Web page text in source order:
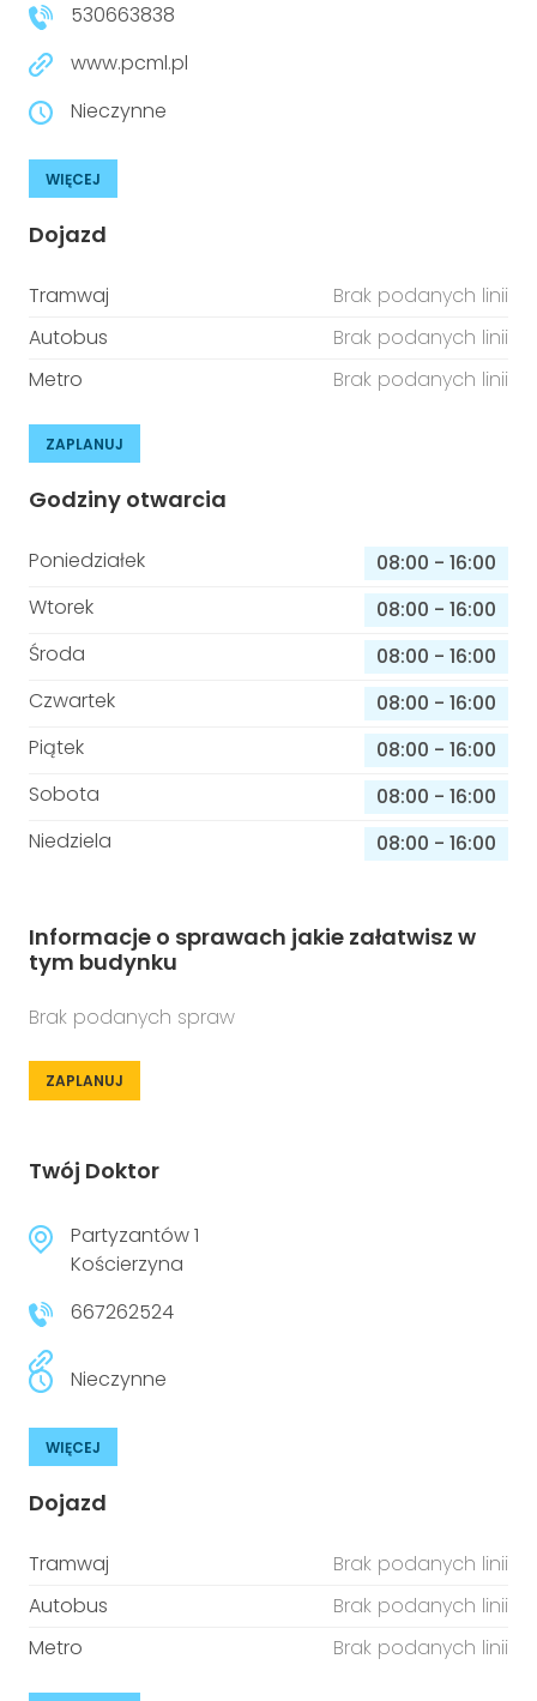
530663838
www.pcml.pl
Nieczynne
WIĘCEJ
Dojazd
Tramwaj
Brak podanych linii
Autobus
Brak podanych linii
Metro
Brak podanych linii
ZAPLANUJ
Godziny otwarcia
Poniedziałek 08:00 - 16:00
Wtorek
08:00 - 16:00
Środa
08:00 - 16:00
Czwartek
08:00 - 16:00
Piątek
08:00 - 16:00
Sobota
08:00 - 16:00
Niedziela
08:00 - 16:00
Informacje o sprawach jakie załatwisz w
tym budynku
Brak podanych spraw
ZAPLANUJ
Twój Doktor
Partyzantów 1
Kościerzyna
667262524
Nieczynne
WIĘCEJ
Dojazd
Tramwaj
Brak podanych linii
Autobus
Brak podanych linii
Metro
Brak podanych linii